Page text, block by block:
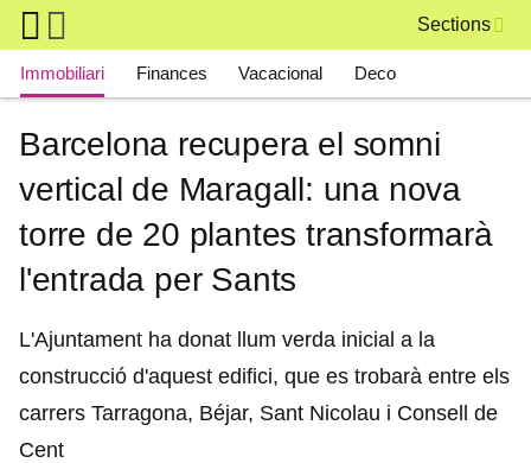
Skip to main content
Sections
Main navigation
Immobiliari Finances Vacacional Deco
Barcelona recupera el somni
vertical de Maragall: una nova
torre de 20 plantes transformarà
l'entrada per Sants
L'Ajuntament ha donat llum verda inicial a la
construcció d'aquest edifici, que es trobarà entre els
carrers Tarragona, Béjar, Sant Nicolau i Consell de
Cent